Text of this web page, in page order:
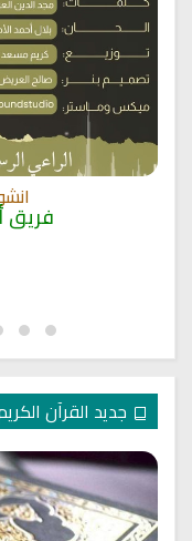
فريق
جديد القرآن